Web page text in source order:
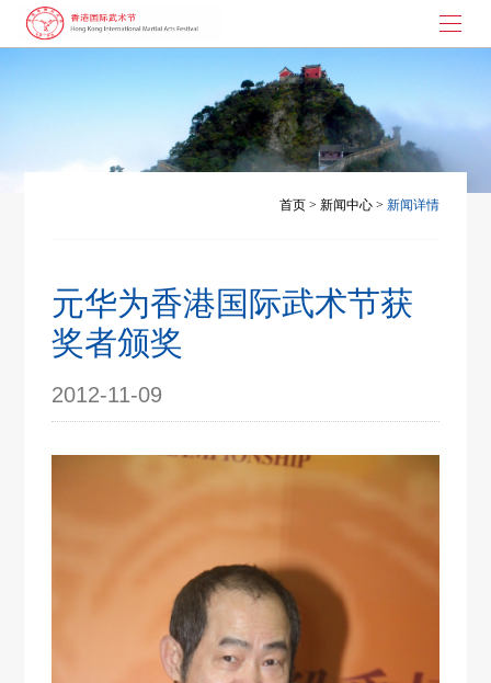
武术节起源
大枪拼刺
演讲与书画
联系我们
首页 > 新闻中心 > 新闻详情
元华为香港国际武术节获
奖者颁奖
2012-11-09